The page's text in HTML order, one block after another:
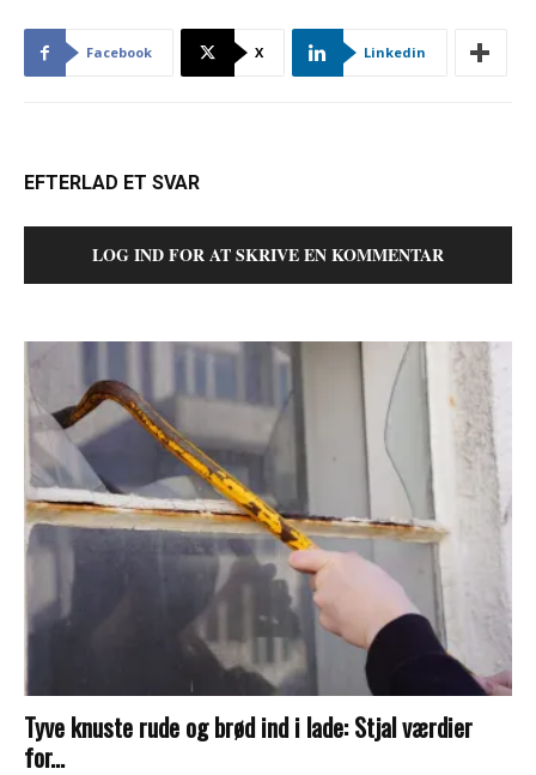
Facebook X Linkedin
EFTERLAD ET SVAR
LOG IND FOR AT SKRIVE EN KOMMENTAR
Tyve knuste rude og brød ind i lade: Stjal værdier
for...